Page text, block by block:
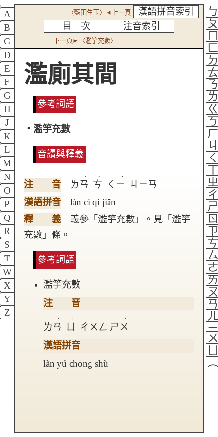
A
B
C
D
E
F
G
H
J
K
L
M
N
O
P
Q
R
S
T
W
X
Y
Z
〈藍田生玉〉◄上一頁
漢語拼音索引
目 次
注音索引
下一頁►〈濫竽充數〉
濫廁其間
參考詞語
‧濫竽充數
音讀與釋義
注 音 ㄌㄢ
ˋ
ㄘ
ˋ
ㄑㄧ
ˊ
ㄐㄧㄢ
漢語拼音
làn cì qí jiān
釋 義
義參「濫竽充數」。見「濫竽
充數」條。
參考詞語
濫竽充數
注 音
ㄌㄢ
ˋ
ㄩ
ˊ
ㄔㄨㄥ ㄕㄨ
ˋ
漢語拼音
làn yú chōng shù